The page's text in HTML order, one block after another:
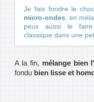
Je fais fondre le
micro-ondes , en
peux aussi le
classique dans une
A la fin, mélange bien
fondu bien lisse et